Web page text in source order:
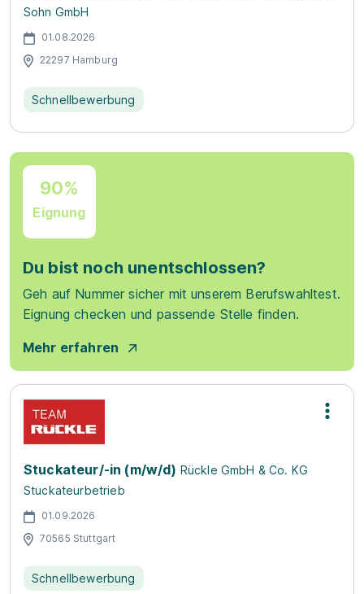
Sohn GmbH
01.08.2026
22297 Hamburg
Schnellbewerbung
90%
Eignung
Du bist noch unentschlossen?
Geh auf Nummer sicher mit unserem Berufswahltest.
Eignung checken und passende Stelle finden.
Mehr erfahren
Stuckateur/-in (m/w/d) Rückle GmbH & Co. KG
Stuckateurbetrieb
01.09.2026
70565 Stuttgart
Schnellbewerbung